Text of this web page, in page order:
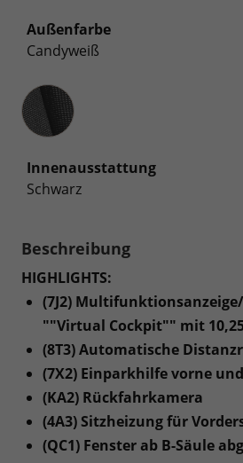
Außenfarbe
Candyweiß
Innenausstattung
Innenausstattung
Schwarz
Beschreibung
HIGHLIGHTS:
(7J2)
""Virtual Cockpit"" mit
(8T3) Automatische
(7X2) Einparkhilfe vorne
(KA2) Rückfahrkamera
(4A3) Sitzheizung für
(QC1) Fenster ab B-Säule